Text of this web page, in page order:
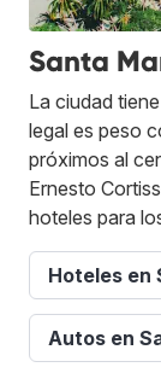
Santa
La ciudad
legal es peso
próximos al
Ernesto
hoteles para
Hoteles en
Autos en